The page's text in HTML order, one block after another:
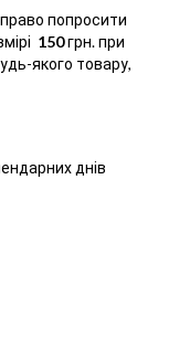
попросити
150грн. при
якого товару,
днів